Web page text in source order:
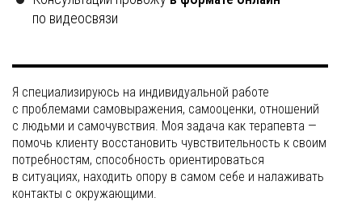
по видеосвязи
Я специализируюсь на индивидуальной работе
с проблемами самовыражения, самооценки, отношений
с людьми и самочувствия. Моя задача как терапевта —
помочь клиенту восстановить чувствительность к своим
потребностям, способность ориентироваться
в ситуациях, находить опору в самом себе и налаживать
контакты с окружающими.